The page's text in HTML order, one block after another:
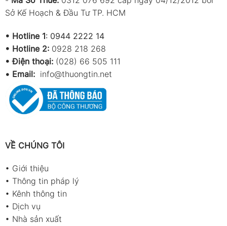
Sở Kế Hoạch & Đầu Tư TP. HCM
• Hotline 1: 0944 2222 14
• Hotline 2: 0928 218 268
• Điện thoại: (028) 66 505 111
• Email: info@thuongtin.net
VỀ CHÚNG TÔI
• Giới thiệu
• Thông tin pháp lý
• Kênh thông tin
• Dịch vụ
• Nhà sản xuất